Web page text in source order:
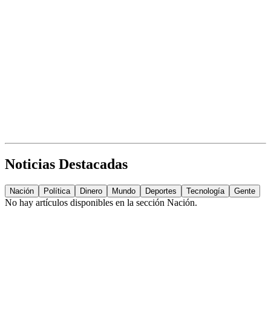
Noticias Destacadas
Nación Política Dinero Mundo Deportes Tecnología Gente
No hay artículos disponibles en la sección Nación.